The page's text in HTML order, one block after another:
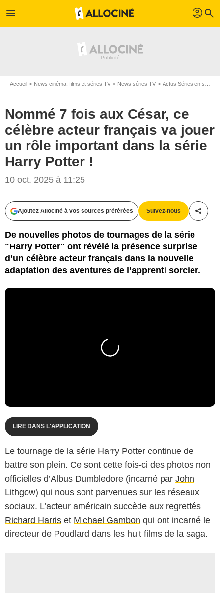
menu profil search
Accueil News cinéma, films et séries TV News séries TV Actus Séries en streaming
Nommé 7 fois aux César, ce
célèbre acteur français va jouer
un rôle important dans la série
Harry Potter !
10 oct. 2025 à 11:25
Ajoutez Allociné à vos sources préférées Suivez-nous
De nouvelles photos de tournages de la série
"Harry Potter" ont révélé la présence surprise
d’un célèbre acteur français dans la nouvelle
adaptation des aventures de l’apprenti sorcier.
LIRE DANS L'APPLICATION
Le tournage de la série Harry Potter continue de
battre son plein. Ce sont cette fois-ci des photos non
officielles d’Albus Dumbledore (incarné par John
Lithgow) qui nous sont parvenues sur les réseaux
sociaux. L’acteur américain succède aux regrettés
Richard Harris et Michael Gambon qui ont incarné le
directeur de Poudlard dans les huit films de la saga.